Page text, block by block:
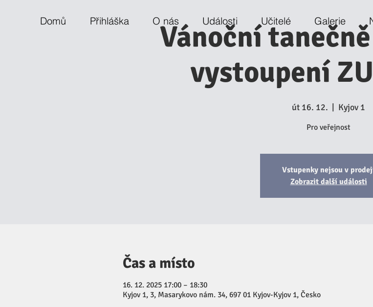
Domů Přihláška O nás Události Učitelé Galerie
Vánoční
vystoupení
út 16. 12. Kyjov 1
Pro veřejnost
Vstupenky nejsou v
Zobrazit další události
Čas a místo
16. 12. 2025 17:00 – 18:30
Kyjov 1, 3, Masarykovo nám. 34, 697 01 Kyjov-Kyjov 1, Česko